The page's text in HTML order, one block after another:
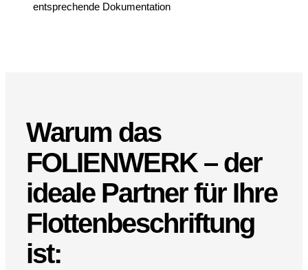
entsprechende Dokumentation
Warum das
FOLIENWERK– der
ideale Partner für Ihre
Flottenbeschriftung
ist: